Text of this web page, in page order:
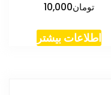
تومان10,000
اطلاعات بیشتر